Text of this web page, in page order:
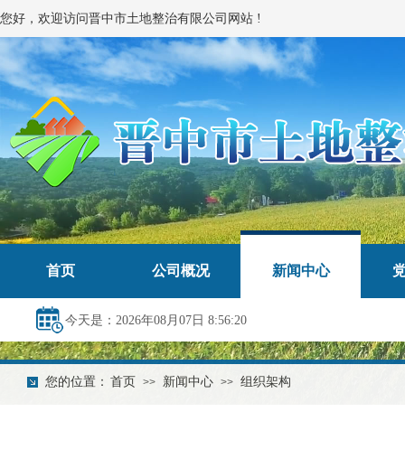
您好，欢迎访问晋中市土地整治有限公司网站 !
首页 公司概况 新闻中心
今天是：2026年08月07日 8:56:21
首页 >> 新闻中心 >> 组织架构
您的位置：